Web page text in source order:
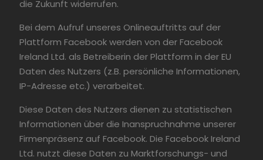
die Zukunft widerrufen.
Bei dem Aufruf unseres Onlineauftritts auf der
Plattform Facebook werden von der Facebook
Ireland Ltd. als Betreiberin der Plattform in der EU
Daten des Nutzers (z.B. persönliche Informationen,
IP-Adresse etc.) verarbeitet.
Diese Daten des Nutzers dienen zu statistischen
Informationen über die Inanspruchnahme unserer
Firmenpräsenz auf Facebook. Die Facebook Ireland
Ltd. nutzt diese Daten zu Marktforschungs- und